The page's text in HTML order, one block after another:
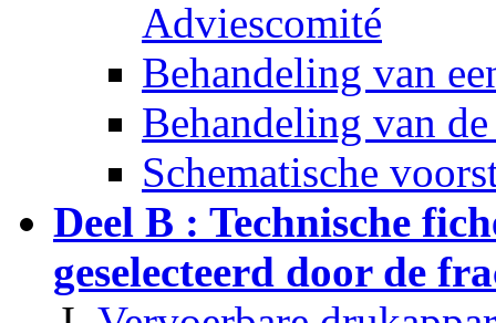
Adviescomité
Behandeling van
Behandeling van
Schematische
Deel B : Technische
geselecteerd door de